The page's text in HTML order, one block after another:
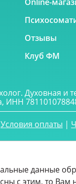
Отзывы
Клуб ФМ
Духовная и
Условия оплаты |
данные
с этим, то Вам